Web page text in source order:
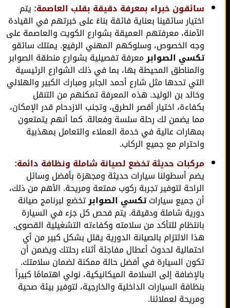
سائقون خبراء بمعرفة دقيقة بقلب العاصمة:يتم
اختيار سائقينا بعناية فائقة بناءً على خبرتهم في القيادة
الآمنة، معرفتهم العميقة بشوارع الكويت والعاصمة على
وجه الخصوص، وسلوكهم المهني الرفيع. يمتلك سائقو
تكسي الصوابرمعرفة تفصيلية بشوارع منطقة الصوابر
والمناطق المحيطة بها، بما في ذلك الشوارع الرئيسية
التي تحدها مثل شارع أحمد الجابر ومبارك الكبير والهلالي
وخالد بن الوليد. هذه المعرفة تمكنهم من التنقل
بكفاءة، اختيار أقصر الطرق، وتجنب الازدحام قدر الإمكان،
مما يضمن لك رحلة سلسة وفعالة. كما أنهم يتمتعون
بمهارات عالية في خدمة العملاء والتعامل بمهذبية
واحترام مع جميع الركاب.
مركبات حديثة تخضع لصيانة شاملة ونظافة دائمة:
يضم أسطولنا سيارات حديثة ومجهزة بأفضل وسائل
الراحة لتوفير تجربة ركوب ممتعة ومريحة. الأهم من ذلك،
أن جميع سياراتتكسي الصوابرتخضع لبرنامج صيانة
دورية شاملة ودقيقة. يتم فحص كل جزء في السيارة
بانتظام للتأكد من سلامته وكفاءته التشغيلية القصوى.
هذا الالتزام بالصيانة الدورية يقلل بشكل كبير من أي
احتمالية لحدوث أعطال مفاجئة أثناء رحلتك ويضمن أن
تكون السيارة في أفضل حالة ممكنة لضمان سلامتك.
بالإضافة إلى السلامة الميكانيكية، نولي اهتمامًا كبيراً
بنظافة السيارات الداخلية والخارجية، لتوفير بيئة صحية
ومريحة لعملائنا.